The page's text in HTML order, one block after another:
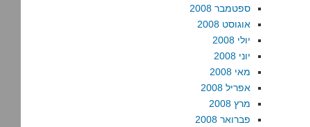
ספטמבר 2008
אוגוסט 2008
יולי 2008
יוני 2008
מאי 2008
אפריל 2008
מרץ 2008
פברואר 2008